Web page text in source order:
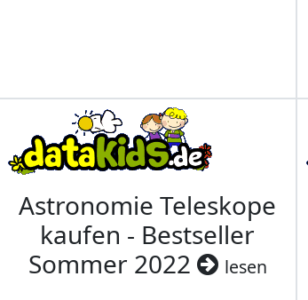
Astronomie Teleskope
kaufen - Bestseller
Sommer 2022
lesen